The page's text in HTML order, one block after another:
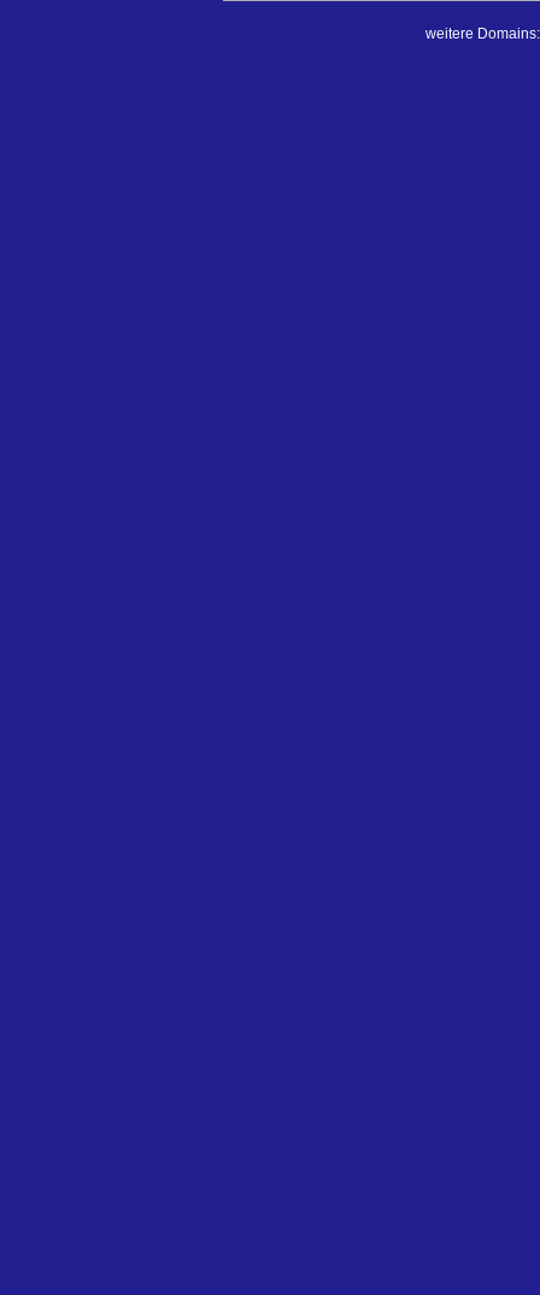
weitere